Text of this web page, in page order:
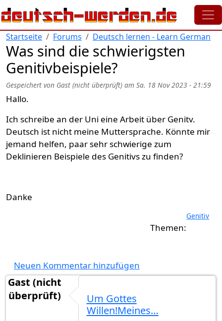
Direkt zum Inhalt
Startseite Forums Deutsch lernen - Learn German
Was sind die schwierigsten
Genitivbeispiele?
Gespeichert von Gast (nicht überprüft) am Sa. 18 Nov 2023 - 21:59
Hallo.
Ich schreibe an der Uni eine Arbeit über Genitv.
Deutsch ist nicht meine Muttersprache. Könnte mir
jemand helfen, paar sehr schwierige zum
Deklinieren Beispiele des Genitivs zu finden?
Danke
Genitiv
Neuen Kommentar hinzufügen
Gast (nicht
überprüft)
Um Gottes
Willen!Meines…